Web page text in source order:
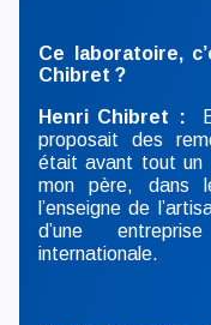
Ce laboratoire,
Chibret ?
Henri Chibret :
proposait des
était avant tout un
mon père, dans
l’enseigne de
d’une
internationale.